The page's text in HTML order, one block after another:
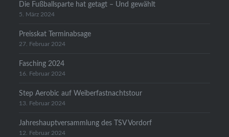
Die Fußballsparte hat getagt – Und gewählt
5. März 2024
Preisskat Terminabsage
27. Februar 2024
Fasching 2024
16. Februar 2024
Step Aerobic auf Weiberfastnachtstour
13. Februar 2024
Jahreshauptversammlung des TSV Vordorf
12. Februar 2024